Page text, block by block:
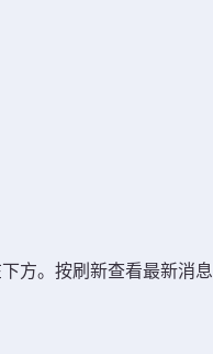
方。按刷新查看最新消息